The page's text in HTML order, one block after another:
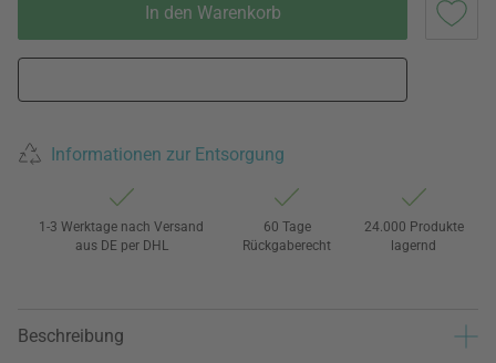
In den Warenkorb
Informationen zur Entsorgung
1-3 Werktage nach Versand
aus DE per DHL
60 Tage
Rückgaberecht
24.000 Produkte
lagernd
Beschreibung